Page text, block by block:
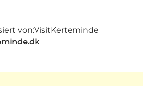
von:VisitKerteminde